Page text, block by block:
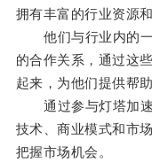
拥有丰富的行业资源
他们与行业内的一
的合作关系，通过这
起来，为他们提供帮
通过参与灯塔加速
技术、商业模式和市
把握市场机会。